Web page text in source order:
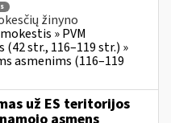
žinyno
» PVM
str., 116–119 str.) »
asmenims (116–119
už ES teritorijos
asmens